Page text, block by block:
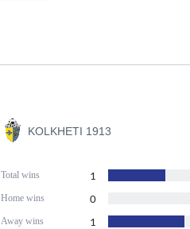
KOLKHETI 1913
Total wins 1
Home wins 0
Away wins 1